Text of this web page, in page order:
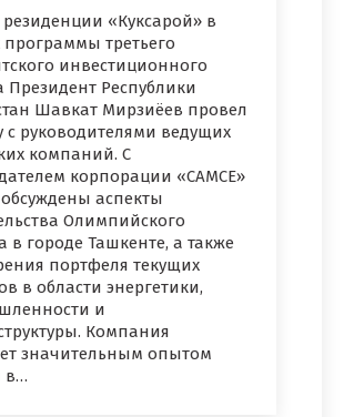
«Куксарой» в
программы третьего
инвестиционного
Президент Республики
Шавкат Мирзиёев провел
с руководителями ведущих
компаний. С
корпорации «CAMCE»
аспекты
Олимпийского
в городе Ташкенте, а также
портфеля текущих
в области энергетики,
и
Компания
значительным опытом
в…